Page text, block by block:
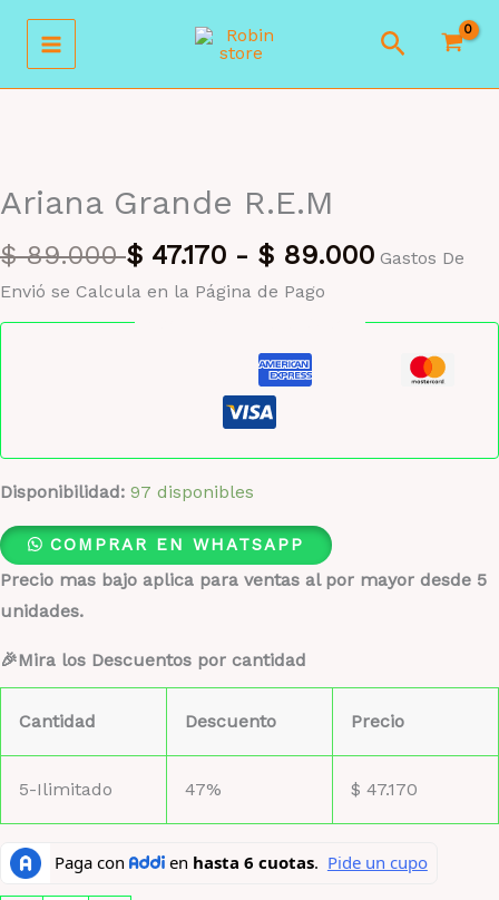
contenido
Buscar
Ariana Grande R.E.M
$89.000 $ 47.170 - $ 89.000 Gastos De
Envió se Calcula en la Página de Pago
Disponibilidad: 97 disponibles
COMPRAR EN WHATSAPP
Precio mas bajo aplica para ventas al por mayor desde 5
unidades.
🎉Mira los Descuentos por cantidad
Cantidad Descuento Precio
5-Ilimitado 47% $ 47.170